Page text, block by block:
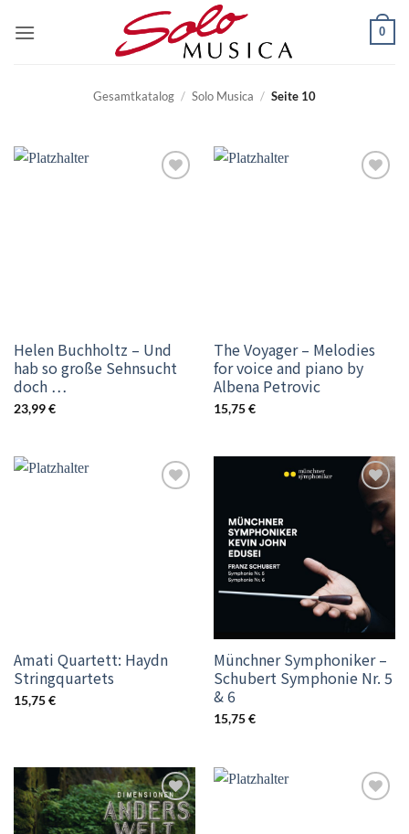
Inhalt
0
Gesamtkatalog / Solo Musica / Seite 10
Helen Buchholtz – Und
hab so große Sehnsucht
doch …
23,99€
The Voyager – Melodies
for voice and piano by
Albena Petrovic
15,75€
Amati Quartett: Haydn
Stringquartets
15,75€
Add to
wishlist
Münchner Symphoniker –
Schubert Symphonie Nr. 5
& 6
15,75€
Add to
wishlist